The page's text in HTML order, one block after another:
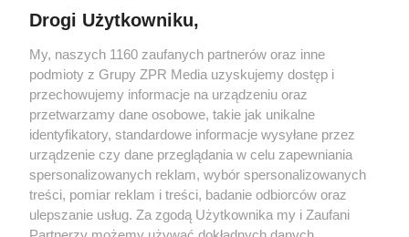
Żaden utwór zamieszczony w serwisie nie może być powielany i
rozpowszechniany lub dalej rozpowszechniany w jakikolwiek sposób (w
tym także elektroniczny lub mechaniczny) na jakimkolwiek polu
eksploatacji w jakiejkolwiek formie, włącznie z umieszczaniem w Internecie
bez pisemnej zgody właściciela praw. Jakiekolwiek użycie lub
wykorzystanie utworów w całości lub w części z naruszeniem prawa, tzn.
bez właściwej zgody, jest zabronione pod groźbą kary i może być ścigane
prawnie.
Drogi Użytkowniku,
My, naszych 1160 zaufanych partnerów oraz inne
podmioty z Grupy ZPR Media uzyskujemy dostęp i
przechowujemy informacje na urządzeniu oraz
przetwarzamy dane osobowe, takie jak unikalne
identyfikatory, standardowe informacje wysyłane przez
urządzenie czy dane przeglądania w celu zapewniania
spersonalizowanych reklam, wybór spersonalizowanych
treści, pomiar reklam i treści, badanie odbiorców oraz
ulepszanie usług. Za zgodą Użytkownika my i Zaufani